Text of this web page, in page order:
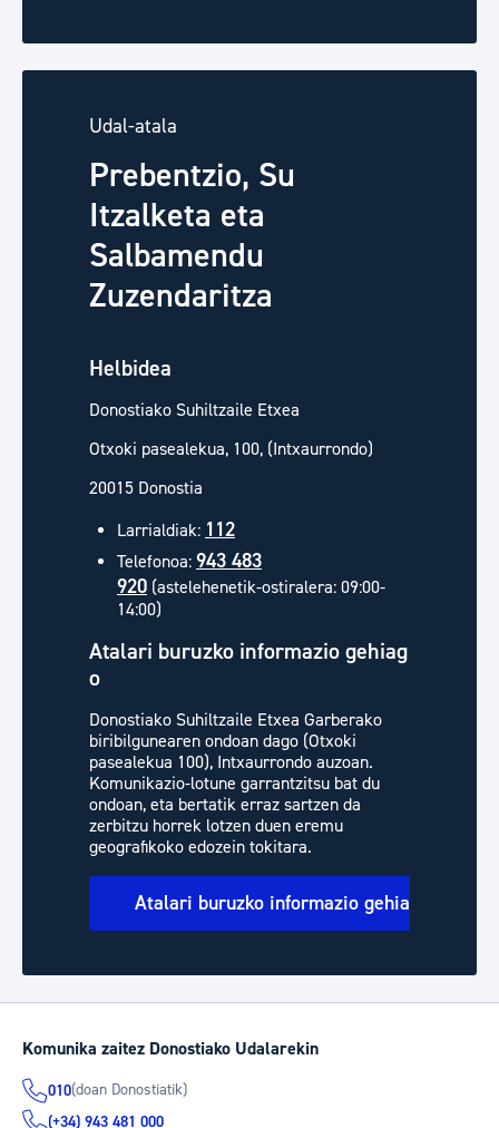
Udal-atala
Prebentzio, Su
Itzalketa eta
Salbamendu
Zuzendaritza
Helbidea
Donostiako Suhiltzaile Etxea
Otxoki pasealekua, 100, (Intxaurrondo)
20015 Donostia
Larrialdiak: 112
Telefonoa: 943 483
920 (astelehenetik-ostiralera: 09:00-
14:00)
Atalari buruzko informazio gehiag
o
Donostiako Suhiltzaile Etxea Garberako
biribilgunearen ondoan dago (Otxoki
pasealekua 100), Intxaurrondo auzoan.
Komunikazio-lotune garrantzitsu bat du
ondoan, eta bertatik erraz sartzen da
zerbitzu horrek lotzen duen eremu
geografikoko edozein tokitara.
Atalari buruzko informazio gehiago
Komunika zaitez Donostiako Udalarekin
010(doan Donostiatik)
(+34) 943 481 000